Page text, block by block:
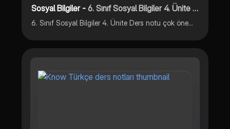
Sosyal Bilgiler -6. Sınıf Sosyal Bilgiler 4. Ünite Ders Notları
6. Sınıf Sosyal Bilgiler 4. Ünite Ders notu çok önemlii !!!